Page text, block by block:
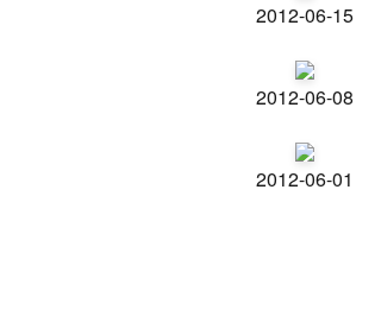
2012-06-15
2012-06-08
2012-06-01